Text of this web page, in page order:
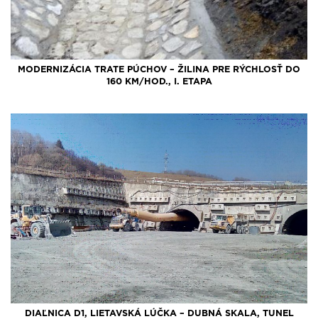
MODERNIZÁCIA TRATE PÚCHOV – ŽILINA PRE RÝCHLOSŤ DO
160 KM/HOD., I. ETAPA
DIAĽNICA D1, LIETAVSKÁ LÚČKA – DUBNÁ SKALA, TUNEL